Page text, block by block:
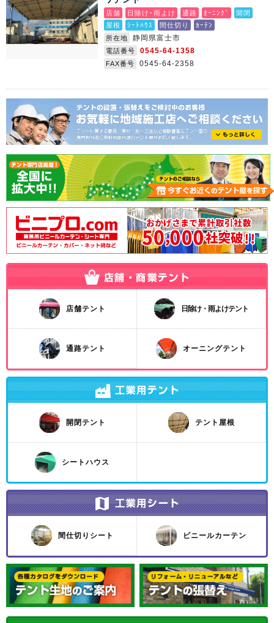
店舗 日除け･雨よけ 通路 ｵｰﾆﾝｸﾞ
開閉
屋根
ｼｰﾄﾊｳｽ 間仕切り
ｶｰﾃﾝ
所在地
静岡県富士市
電話番号 0545-64-1358
FAX番号 0545-64-2358
店舗テント 日除け・雨よけテント
通路テント オーニングテント
開閉テント テント屋根
シートハウス
間仕切りシート ビニールカーテン